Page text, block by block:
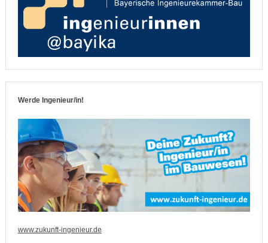
Werde Ingenieur/in!
www.zukunft-ingenieur.de